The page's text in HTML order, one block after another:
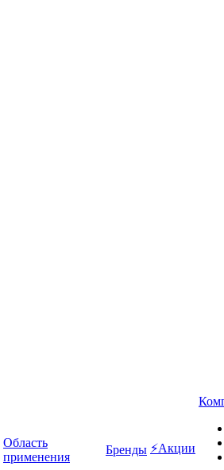
Область
применения
Бренды ⚡Акции